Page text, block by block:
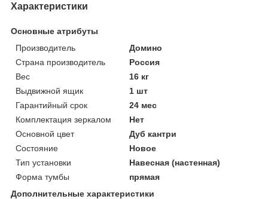
Характеристики
Основные атрибуты
Производитель
Домино
Страна производитель
Россия
Вес
16 кг
Выдвижной ящик
1 шт
Гарантийный срок
24 мес
Комплектация зеркалом
Нет
Основной цвет
Дуб кантри
Состояние
Новое
Тип установки
Навесная (настенная)
Форма тумбы
прямая
Дополнительные характеристики